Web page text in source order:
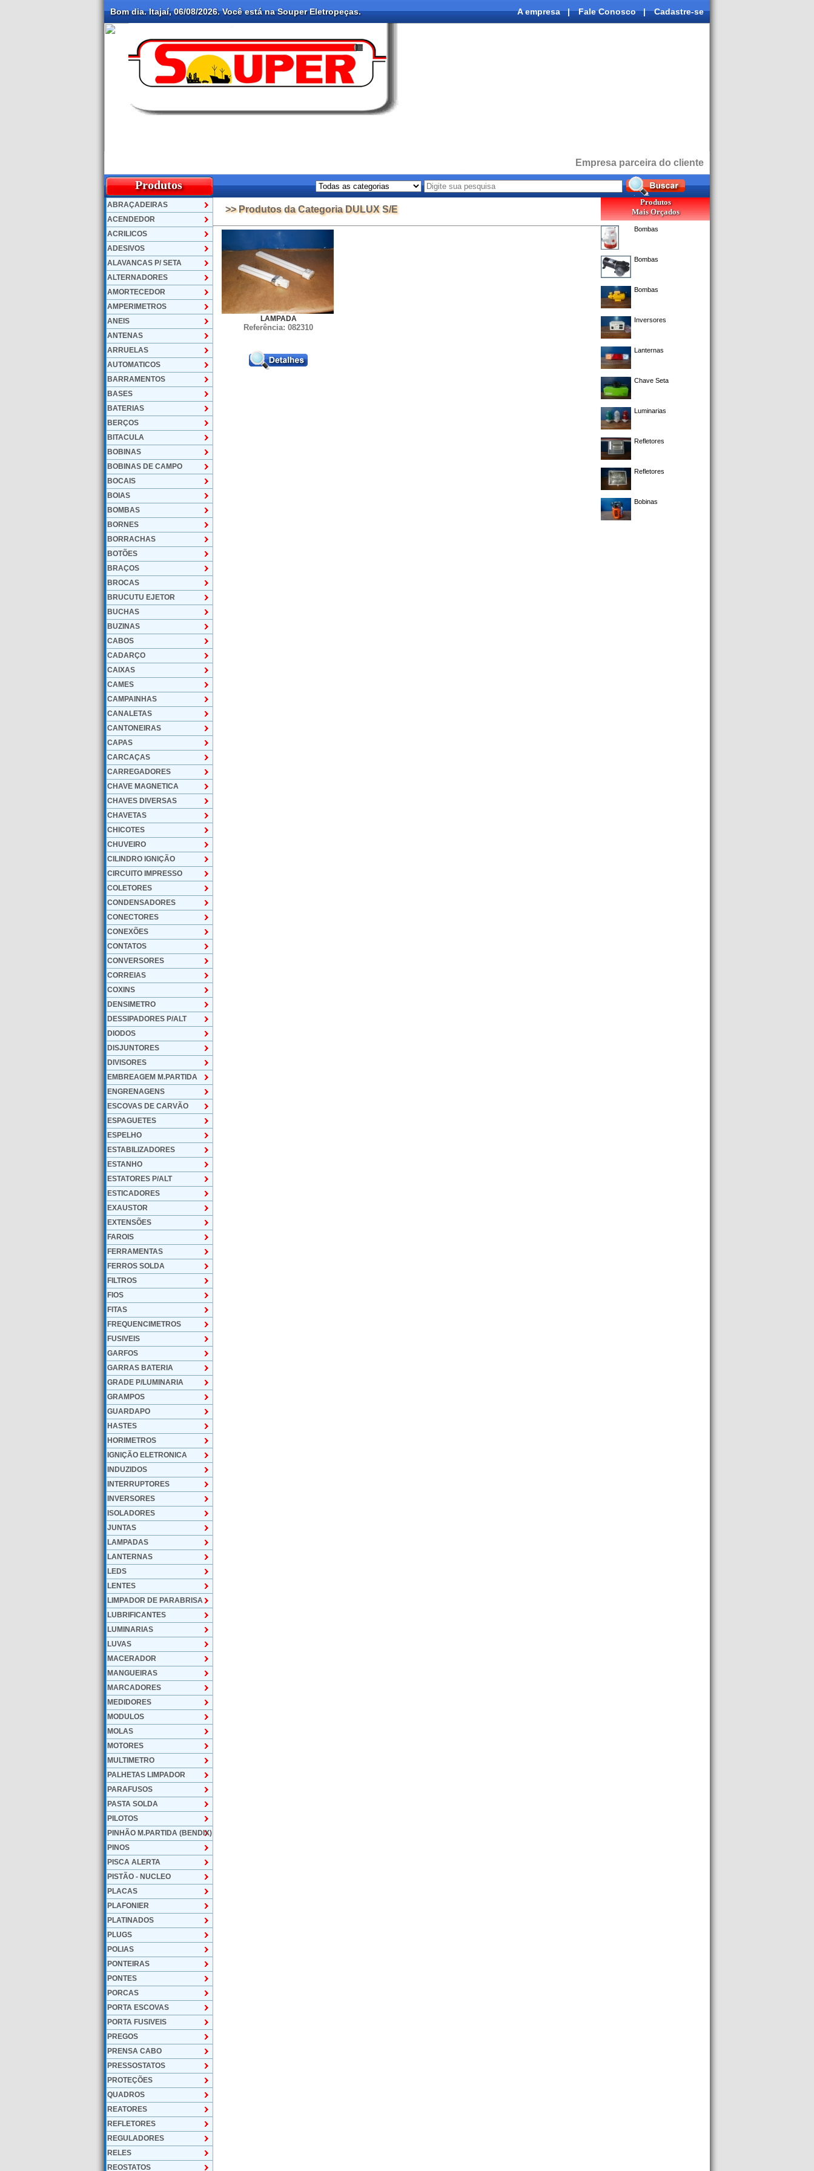
Bom dia. Itajaí, 06/08/2026. Você está na Souper Eletropeças. A empresa| Fale Conosco| Cadastre-se
Empresa parceira do cliente
Produtos
ABRAÇADEIRAS
ACENDEDOR
ACRILICOS
ADESIVOS
ALAVANCAS P/ SETA
ALTERNADORES
AMORTECEDOR
AMPERIMETROS
ANEIS
ANTENAS
ARRUELAS
AUTOMATICOS
BARRAMENTOS
BASES
BATERIAS
BERÇOS
BITACULA
BOBINAS
BOBINAS DE CAMPO
BOCAIS
BOIAS
BOMBAS
BORNES
BORRACHAS
BOTÕES
BRAÇOS
BROCAS
BRUCUTU EJETOR
BUCHAS
BUZINAS
CABOS
CADARÇO
CAIXAS
CAMES
CAMPAINHAS
CANALETAS
CANTONEIRAS
CAPAS
CARCAÇAS
CARREGADORES
CHAVE MAGNETICA
CHAVES DIVERSAS
CHAVETAS
CHICOTES
CHUVEIRO
CILINDRO IGNIÇÃO
CIRCUITO IMPRESSO
COLETORES
CONDENSADORES
CONECTORES
CONEXÕES
CONTATOS
CONVERSORES
CORREIAS
COXINS
DENSIMETRO
DESSIPADORES P/ALT
DIODOS
DISJUNTORES
DIVISORES
EMBREAGEM M.PARTIDA
ENGRENAGENS
ESCOVAS DE CARVÃO
ESPAGUETES
ESPELHO
ESTABILIZADORES
ESTANHO
ESTATORES P/ALT
ESTICADORES
EXAUSTOR
EXTENSÕES
FAROIS
FERRAMENTAS
FERROS SOLDA
FILTROS
FIOS
FITAS
FREQUENCIMETROS
FUSIVEIS
GARFOS
GARRAS BATERIA
GRADE P/LUMINARIA
GRAMPOS
GUARDAPO
HASTES
HORIMETROS
IGNIÇÃO ELETRONICA
INDUZIDOS
INTERRUPTORES
INVERSORES
ISOLADORES
JUNTAS
LAMPADAS
LANTERNAS
LEDS
LENTES
LIMPADOR DE PARABRISA
LUBRIFICANTES
LUMINARIAS
LUVAS
MACERADOR
MANGUEIRAS
MARCADORES
MEDIDORES
MODULOS
MOLAS
MOTORES
MULTIMETRO
PALHETAS LIMPADOR
PARAFUSOS
PASTA SOLDA
PILOTOS
PINHÃO M.PARTIDA (BENDIX)
PINOS
PISCA ALERTA
PISTÃO - NUCLEO
PLACAS
PLAFONIER
PLATINADOS
PLUGS
POLIAS
PONTEIRAS
PONTES
PORCAS
PORTA ESCOVAS
PORTA FUSIVEIS
PREGOS
PRENSA CABO
PRESSOSTATOS
PROTEÇÕES
QUADROS
REATORES
REFLETORES
REGULADORES
RELES
REOSTATOS
>> Produtos da Categoria DULUX S/E
LAMPADA
Referência: 082310
Produtos
Mais Orçados
Bombas
Bombas
Bombas
Inversores
Lanternas
Chave Seta
Luminarias
Refletores
Refletores
Bobinas